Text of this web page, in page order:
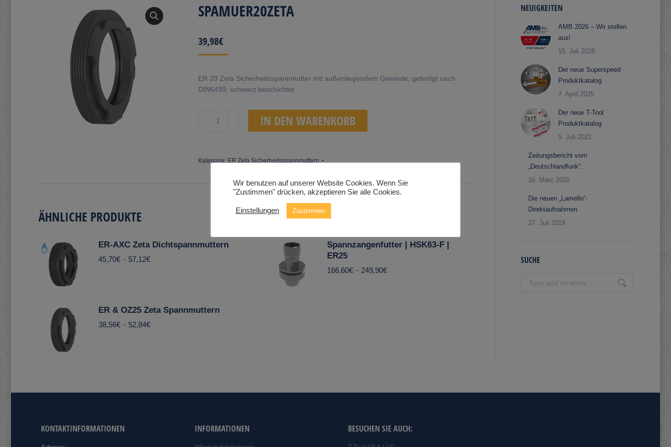
SPAMUER20ZETA
39,98€
ER 20 Zeta Sicherheitsspannmutter mit außenliegendem Gewinde, gefertigt nach
DIN6499, schwarz beschichtet
Menge
IN DEN WARENKORB
Kategorie: ER Zeta Sicherheitsspannmuttern
ÄHNLICHE PRODUKTE
ER-AXC Zeta Dichtspannmuttern
45,70€ – 57,12€
Spannzangenfutter | HSK63-F |
ER25
166,60€– 249,90€
ER & OZ25 Zeta Spannmuttern
38,56€ – 52,84€
NEUIGKEITEN
AMB 2026 – Wir stellen
aus!
15. Juli 2026
Der neue Superspeed
Produktkatalog
7. April 2025
Der neue T-Tool
Produktkatalog
5. Juli 2021
Zeitungsbericht vom
„Deutschlandfunk“.
16. März 2020
Die neuen „Lamello“-
Direktaufnahmen
27. Juli 2019
SUCHE
KONTAKTINFORMATIONEN INFORMATIONEN BESUCHEN SIE AUCH:
Wir benutzen auf unserer Website Cookies. Wenn Sie
"Zustimmen" drücken, akzeptieren Sie alle Cookies.
Einstellungen Zustimmen